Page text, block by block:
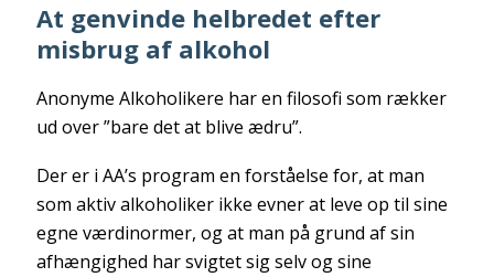
At genvinde helbredet efter
misbrug af alkohol
Anonyme Alkoholikere har en filosofi som rækker
ud over ”bare det at blive ædru”.
Der er i AA’s program en forståelse for, at man
som aktiv alkoholiker ikke evner at leve op til sine
egne værdinormer, og at man på grund af sin
afhængighed har svigtet sig selv og sine